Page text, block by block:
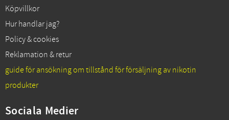
Köpvillkor
Hur handlar jag?
Policy & cookies
Reklamation & retur
guide för ansökning om tillstånd för försäljning av nikotin
produkter
Sociala Medier